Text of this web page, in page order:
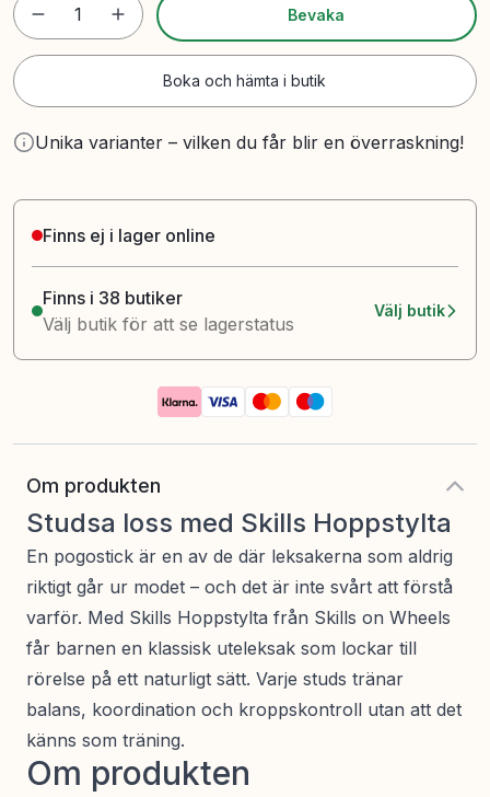
1 Bevaka
Boka och hämta i butik
Unika varianter – vilken du får blir en överraskning!
Finns ej i lager online
Finns i 38 butiker
Välj butik för att se lagerstatus
Välj butik
Om produkten
Studsa loss med Skills Hoppstylta
En pogostick är en av de där leksakerna som aldrig
riktigt går ur modet – och det är inte svårt att förstå
varför. Med Skills Hoppstylta från Skills on Wheels
får barnen en klassisk uteleksak som lockar till
rörelse på ett naturligt sätt. Varje studs tränar
balans, koordination och kroppskontroll utan att det
känns som träning.
Om produkten